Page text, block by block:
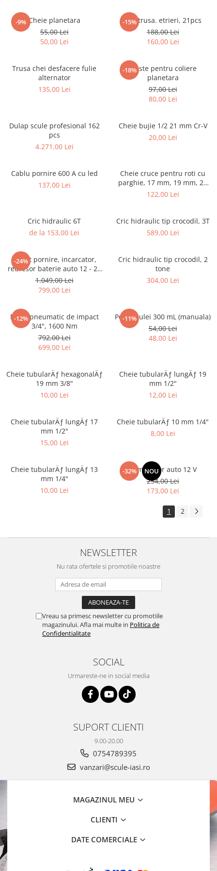
Scule pentru taiat
Instrumete masura/accesorii
Biti si truse biti
Burghie si truse burghie
Alte unelte si accesorii
Electrice
Feronerie
Motoare universale
Unelte gradina
-9% Cheie planetara
55,00 Lei
50,00 Lei
-15%
Set, trusa. etrieri, 21pcs
188,00 Lei
160,00 Lei
Trusa chei desfacere fulie
alternator
135,00 Lei
-18%Cleste pentru coliere
planetara
97,00 Lei
80,00 Lei
Dulap scule profesional 162
pcs
4.271,00 Lei
Cheie bujie 1/2 21 mm Cr-V
20,00 Lei
Cablu pornire 600 A cu led
137,00 Lei
Cheie cruce pentru roti cu
parghie, 17 mm, 19 mm, 21
mm, 23 mm
122,00 Lei
Cric hidraulic 6T
de la 153,00 Lei
Cric hidraulic tip crocodil, 3T
589,00 Lei
-24%
Robot pornire, incarcator,
redresor baterie auto 12 - 24
V
1.049,00 Lei
799,00 Lei
Cric hidraulic tip crocodil, 2
tone
304,00 Lei
-12%
Pistol pneumatic de impact
3/4", 1600 Nm
792,00 Lei
699,00 Lei
-11%
Pompa ulei 300 mL (manuala)
54,00 Lei
48,00 Lei
Cheie tubularÄƒ hexagonalÄƒ
19 mm 3/8"
10,00 Lei
Cheie tubularÄƒ lungÄƒ 19
mm 1/2"
12,00 Lei
Cheie tubularÄƒ lungÄƒ 17
mm 1/2"
15,00 Lei
Cheie tubularÄƒ 10 mm 1/4"
8,00 Lei
Cheie tubularÄƒ lungÄƒ 13
mm 1/4"
10,00 Lei
-32% NOU
Compresor auto 12 V
254,00 Lei
173,00 Lei
1 2
NEWSLETTER
Nu rata ofertele si promotiile noastre
Vreau sa primesc newsletter cu promotiile
magazinului. Afla mai multe in Politica de
Confidentialitate
SOCIAL
Urmareste-ne in social media
SUPORT CLIENTI
9.00-20.00
0754789395
vanzari@scule-iasi.ro
MAGAZINUL MEU
CLIENTI
DATE COMERCIALE